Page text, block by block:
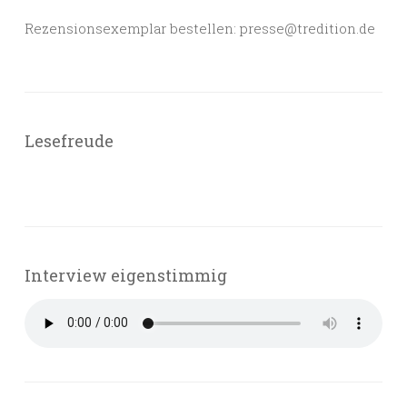
Rezensionsexemplar bestellen: presse@tredition.de
Lesefreude
Interview eigenstimmig